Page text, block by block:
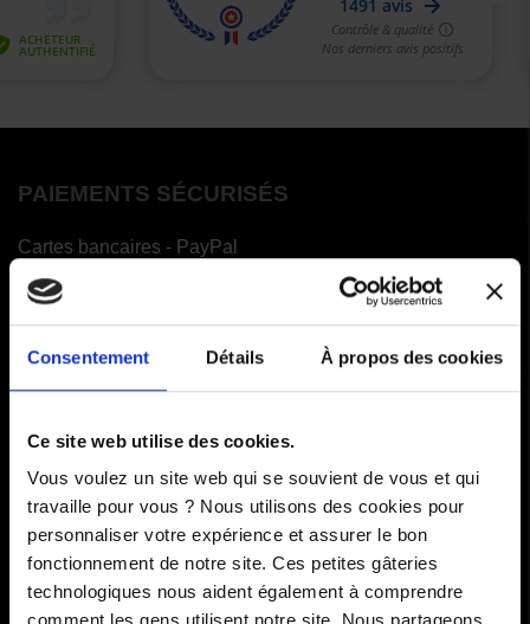
Consentement Détails À propos des cookies
Ce site web utilise des cookies.
Vous voulez un site web qui se souvient de vous et qui
travaille pour vous ? Nous utilisons des cookies pour
personnaliser votre expérience et assurer le bon
fonctionnement de notre site. Ces petites gâteries
technologiques nous aident également à comprendre
PAIEMENTS SÉCURISÉS
Cartes bancaires - PayPal
Paiement en 3 ou 4 fois
COMMANDES
Paiements
Livraisons
Comment renvoyer des articles
SAV